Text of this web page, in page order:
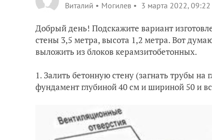
Виталий
Могилев 3 марта 2022, 09:22
Добрый день! Подскажите вариант
стены 3,5 метра, высота 1,2 метра. Вот
выложить из блоков керамзитобетонных.
1. Залить бетонную стену (загнать трубы
фундамент глубиной 40 см и шириной 50 и